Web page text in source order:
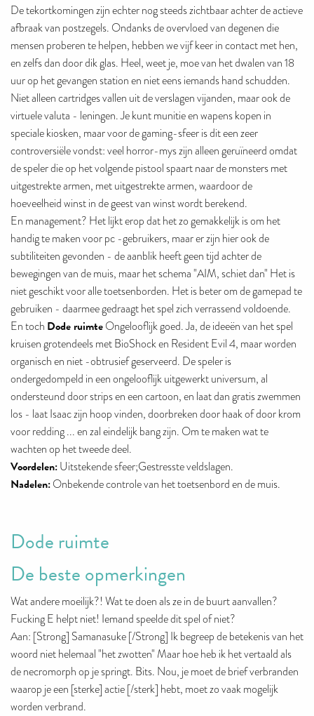
De tekortkomingen zijn echter nog steeds zichtbaar achter de actieve
afbraak van postzegels. Ondanks de overvloed van degenen die
mensen proberen te helpen, hebben we vijf keer in contact met hen,
en zelfs dan door dik glas. Heel, weet je, moe van het dwalen van 18
uur op het gevangen station en niet eens iemands hand schudden.
Niet alleen cartridges vallen uit de verslagen vijanden, maar ook de
virtuele valuta - leningen. Je kunt munitie en wapens kopen in
speciale kiosken, maar voor de gaming-sfeer is dit een zeer
controversiële vondst: veel horror-mys zijn alleen geruïneerd omdat
de speler die op het volgende pistool spaart naar de monsters met
uitgestrekte armen, met uitgestrekte armen, waardoor de
hoeveelheid winst in de geest van winst wordt berekend.
En management? Het lijkt erop dat het zo gemakkelijk is om het
handig te maken voor pc -gebruikers, maar er zijn hier ook de
subtiliteiten gevonden - de aanblik heeft geen tijd achter de
bewegingen van de muis, maar het schema "AIM, schiet dan" Het is
niet geschikt voor alle toetsenborden. Het is beter om de gamepad te
gebruiken - daarmee gedraagt ​​het spel zich verrassend voldoende.
En toch Dode ruimteOngelooflijk goed. Ja, de ideeën van het spel
kruisen grotendeels met BioShock en Resident Evil 4, maar worden
organisch en niet -obtrusief geserveerd. De speler is
ondergedompeld in een ongelooflijk uitgewerkt universum, al
ondersteund door strips en een cartoon, en laat dan gratis zwemmen
los - laat Isaac zijn hoop vinden, doorbreken door haak of door krom
voor redding ... en zal eindelijk bang zijn. Om te maken wat te
wachten op het tweede deel.
Voordelen:Uitstekende sfeer;Gestresste veldslagen.
Nadelen:Onbekende controle van het toetsenbord en de muis.
Dode ruimte
De beste opmerkingen
Wat andere moeilijk?! Wat te doen als ze in de buurt aanvallen?
Fucking E helpt niet! Iemand speelde dit spel of niet?
Aan: [Strong] Samanasuke [/Strong] Ik begreep de betekenis van het
woord niet helemaal "het zwotten" Maar hoe heb ik het vertaald als
de necromorph op je springt. Bits. Nou, je moet de brief verbranden
waarop je een [sterke] actie [/sterk] hebt, moet zo vaak mogelijk
worden verbrand.